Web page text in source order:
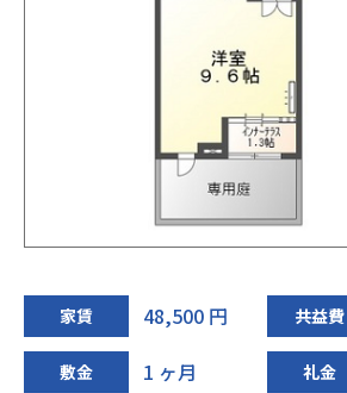
家賃 48,500 円 共益費
敷金 1 ヶ月 礼金